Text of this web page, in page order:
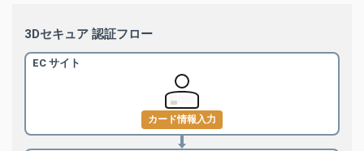
3Dセキュア 認証フロー
EC サイト
カード情報入力